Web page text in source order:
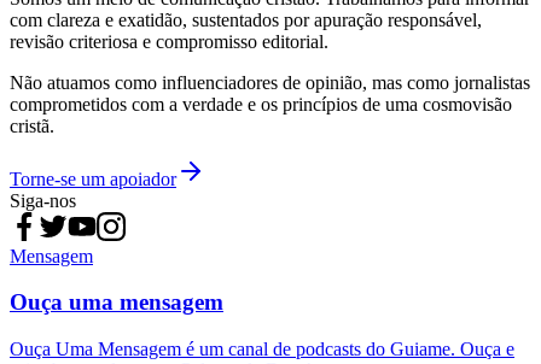
com clareza e exatidão, sustentados por apuração responsável,
revisão criteriosa e compromisso editorial.
Não atuamos como influenciadores de opinião, mas como jornalistas
comprometidos com a verdade e os princípios de uma cosmovisão
cristã.
Torne-se um apoiador
Siga-nos
Mensagem
Ouça uma mensagem
Ouça Uma Mensagem é um canal de podcasts do Guiame. Ouça e